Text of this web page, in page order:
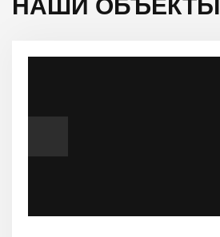
НАШИ ОБЪЕКТЫ